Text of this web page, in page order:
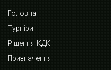
Головна
Турніри
Рішення КДК
Призначення